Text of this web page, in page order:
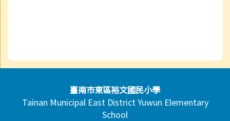
頁尾區域內容臺南市東區裕文國民小學
Tainan Municipal East District Yuwun Elementary
School